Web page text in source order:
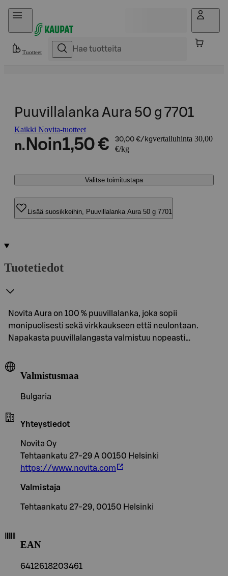
Hyppää sisältöön
Tuotteet
Puuvillalanka Aura 50 g 7701
Kaikki Novita-tuotteet
n. Noin1,50 € 30,00 €/kgvertailuhinta 30,00
€/kg
Valitse toimitustapa
Lisää suosikkeihin, Puuvillalanka Aura 50 g 7701
Tuotetiedot
Novita Aura on 100 % puuvillalanka, joka sopii
monipuolisesti sekä virkkaukseen että neulontaan.
Napakasta puuvillalangasta valmistuu nopeasti…
Valmistusmaa
Bulgaria
Yhteystiedot
Novita Oy
Tehtaankatu 27-29 A 00150 Helsinki
https://www.novita.com
Valmistaja
Tehtaankatu 27-29, 00150 Helsinki
EAN
6412618203461